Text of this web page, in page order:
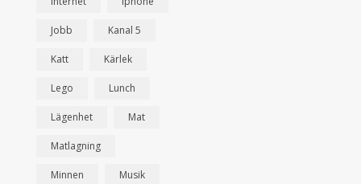
Jobb Kanal 5
Katt Kärlek
Lego Lunch
Lägenhet Mat
Matlagning
Minnen Musik